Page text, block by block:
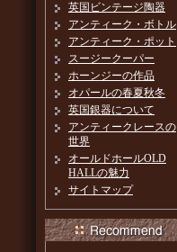
英国ビンテージ陶器
アンティーク・ボトル
アンティーク・ポット
スージークーパー
ホーンジーの作品
オパールの春夏秋冬
英国銀器について
アンティークレースの
世界
オールドホールOLD
HALLの魅力
サイトマップ